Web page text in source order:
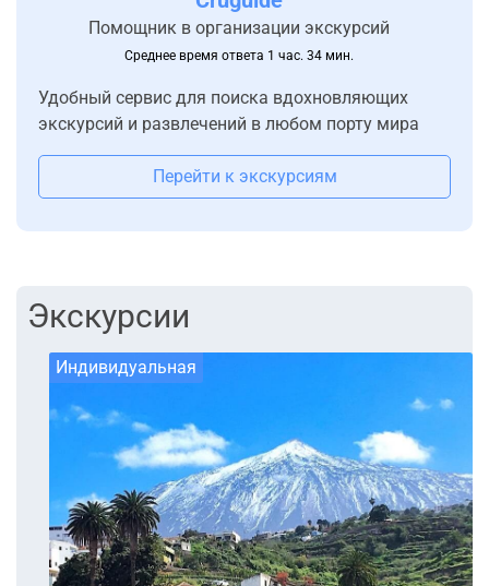
Помощник в организации экскурсий
Среднее время ответа 1 час. 34 мин.
Удобный сервис для поиска вдохновляющих
экскурсий и развлечений в любом порту мира
Перейти к экскурсиям
Экскурсии
Индивидуальная